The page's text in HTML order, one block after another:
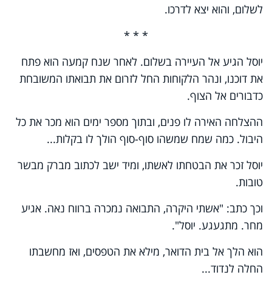
לשלום, והוא יצא לדרכו.
* * *
יוסל הגיע אל העיירה בשלום. לאחר שנח קמעה הוא פתח
את דוכנו, ונהר הלקוחות החל לזרום את תבואתו המשובחת
כדבורים אל הצוף.
ההצלחה האירה לו פנים, ובתוך מספר ימים הוא מכר את כל
היבול. כמה שמח שמשהו סוף-סוף הולך לו בקלות...
יוסל זכר את הבטחתו לאשתו, ומיד ישב לכתוב מברק מבשר
טובות.
וכך כתב: "אשתי היקרה, התבואה נמכרה ברווח נאה. אגיע
מחר. מתגעגע. יוסל".
הוא הלך אל בית הדואר, מילא את הטפסים, ואז מחשבתו
החלה לנדוד...